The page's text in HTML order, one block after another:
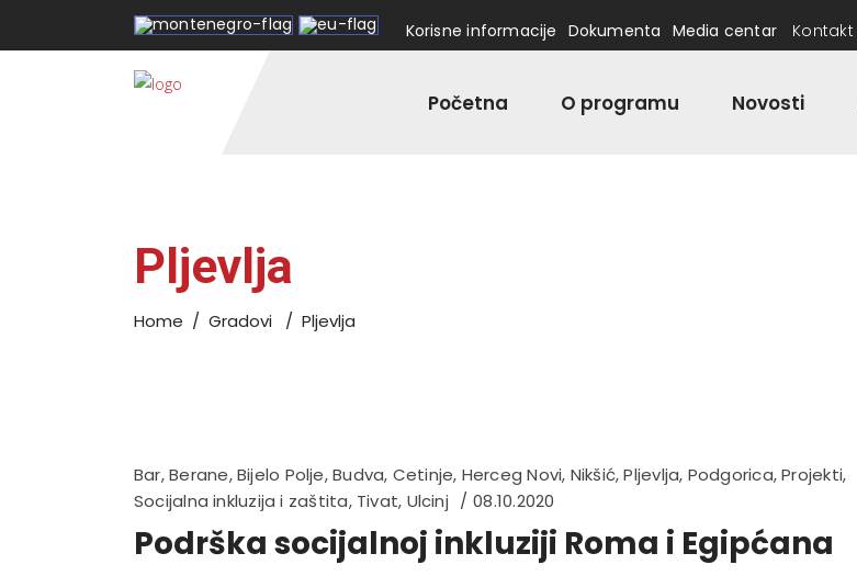
Korisne informacije Dokumenta Media centar Kontakt
Početna O programu Novosti
Pljevlja
Home / Gradovi / Pljevlja
Bar,Berane,Bijelo Polje,Budva, Cetinje, Herceg Novi, Nikšić,Pljevlja, Podgorica,Projekti,
Socijalna inkluzija i zaštita, Tivat, Ulcinj 08.10.2020
Podrška socijalnoj inkluziji Roma i Egipćana